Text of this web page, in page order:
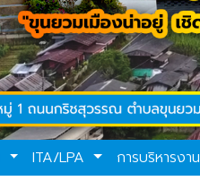
ITA/LPA การบริหารงาน